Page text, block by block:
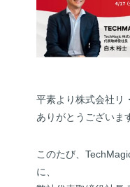
平素より株式会社リ
ありがとうございま
このたび、
に、